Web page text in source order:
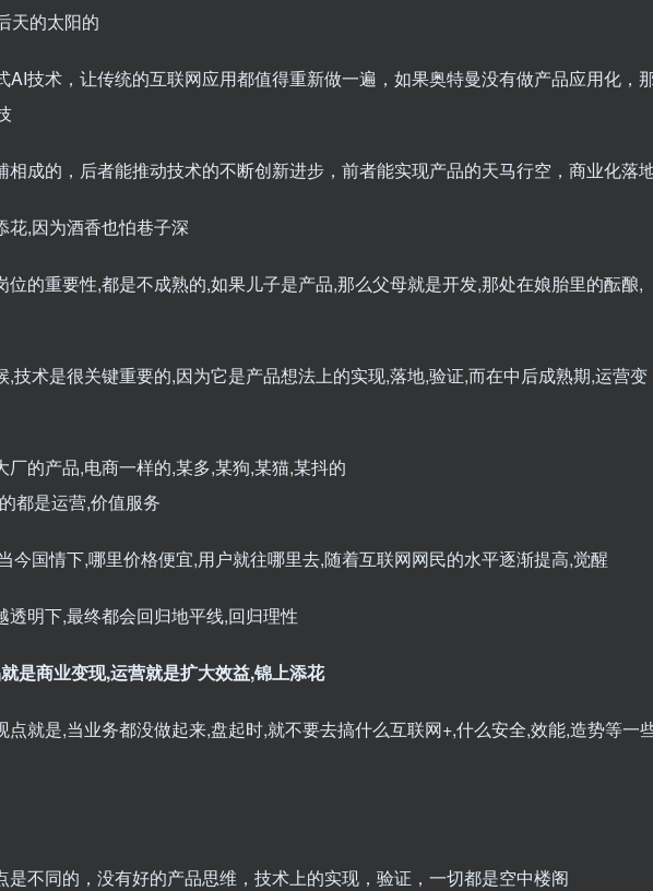
天的太阳的
AI技术，让传统的互联网应用都值得重新做一遍，如果奥特曼没有做产品应用化，
相成的，后者能推动技术的不断创新进步，前者能实现产品的天马行空，商业化落
花,因为酒香也怕巷子深
位的重要性,都是不成熟的,如果儿子是产品,那么父母就是开发,那处在娘胎里的酝酿,
,技术是很关键重要的,因为它是产品想法上的实现,落地,验证,而在中后成熟期,运营变
厂的产品,电商一样的,某多,某狗,某猫,某抖的
都是运营,价值服务
今国情下,哪里价格便宜,用户就往哪里去,随着互联网网民的水平逐渐提高,觉醒
透明下,最终都会回归地平线,回归理性
是商业变现,运营就是扩大效益,锦上添花
点就是,当业务都没做起来,盘起时,就不要去搞什么互联网+,什么安全,效能,造势等一
是不同的，没有好的产品思维，技术上的实现，验证，一切都是空中楼阁